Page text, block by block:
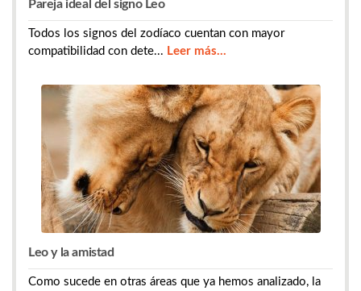
Pareja ideal del signo Leo
Todos los signos del zodíaco cuentan con mayor
compatibilidad con dete... Leer más...
Leo y la amistad
Como sucede en otras áreas que ya hemos analizado, la